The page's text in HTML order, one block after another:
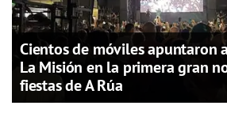
Cientos de móviles apuntaron
La Misión en la primera gran
fiestas de A Rúa